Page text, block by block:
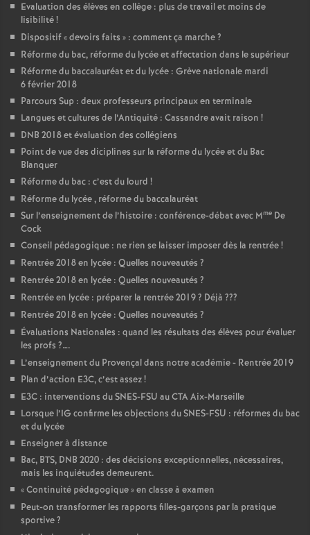
Evaluation des élèves en collège : plus de travail et moins de
lisibilité!
Dispositif «devoirs faits » : comment ça marche?
Réforme du bac, réforme du lycée et affectation dans le supérieur
Réforme du baccalauréat et du lycée : Grève nationale mardi
6 février 2018
Parcours Sup : deux professeurs principaux en terminale
Langues et cultures de l’Antiquité : Cassandre avait raison !
DNB 2018 et évaluation des collégiens
Point de vue des diciplines sur la réforme du lycée et du Bac
Blanquer
Réforme du bac : c’est du lourd !
Réforme du lycée , réforme du baccalauréat
Sur l’enseignement de l’histoire : conférence-débat avec Mme De
Cock
Conseil pédagogique : ne rien se laisser imposer dès la rentrée!
Rentrée 2018 en lycée : Quelles nouveautés ?
Rentrée 2018 en lycée : Quelles nouveautés ?
Rentrée en lycée : préparer la rentrée 2019? Déjà ???
Rentrée 2018 en lycée : Quelles nouveautés ?
Évaluations Nationales : quand les résultats des élèves pour évaluer
les profs ?….
L’enseignement du Provençal dans notre académie - Rentrée 2019
Plan d’action E3C, c’est assez!
E3C : interventions du SNES-FSU au CTA Aix-Marseille
Lorsque l’IG confirme les objections du SNES-FSU : réformes du bac
et du lycée
Enseigner à distance
Bac, BTS, DNB 2020 : des décisions exceptionnelles, nécessaires,
mais les inquiétudes demeurent.
«Continuité pédagogique» en classe à examen
Peut-on transformer les rapports filles-garçons par la pratique
sportive?